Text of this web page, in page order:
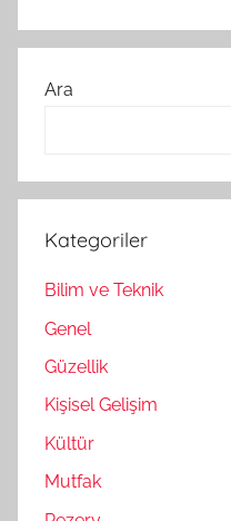
Ara
Kategoriler
Bilim ve Teknik
Genel
Güzellik
Kişisel Gelişim
Kültür
Mutfak